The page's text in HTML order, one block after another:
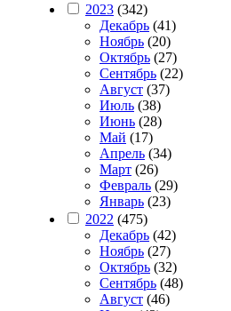
2023 (342)
Декабрь (41)
Ноябрь (20)
Октябрь (27)
Сентябрь (22)
Август (37)
Июль (38)
Июнь (28)
Май (17)
Апрель (34)
Март (26)
Февраль (29)
Январь (23)
2022 (475)
Декабрь (42)
Ноябрь (27)
Октябрь (32)
Сентябрь (48)
Август (46)